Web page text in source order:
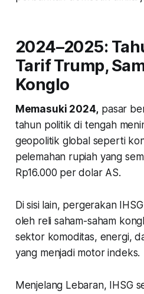
2024–2025:
Tarif Trump,
Konglo
Memasuki 2024, pasar
tahun politik di tengah
geopolitik global seperti
pelemahan rupiah yang
Rp16.000 per dolar AS.
Di sisi lain, pergerakan
oleh reli saham-saham
sektor komoditas, energi,
yang menjadi motor indeks.
Menjelang Lebaran, IHSG